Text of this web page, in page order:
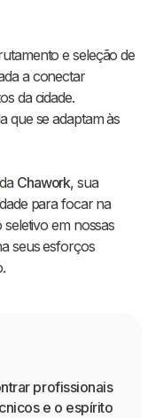
e seleção de
a conectar
da cidade.
que se adaptam às
da Chawork, sua
para focar na
em nossas
seus esforços
profissionais
e o espírito